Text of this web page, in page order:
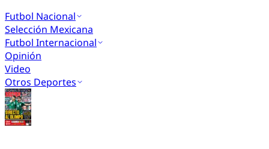
Futbol Nacional
Selección Mexicana
Futbol Internacional
Opinión
Video
Otros Deportes